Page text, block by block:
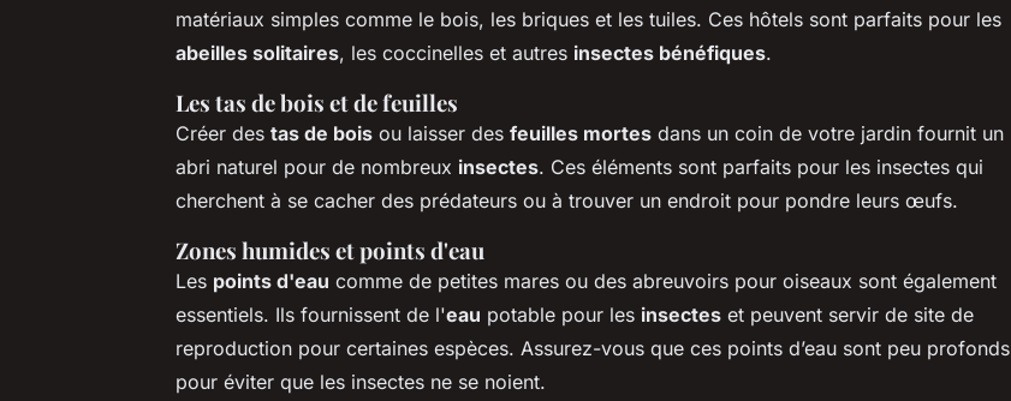
matériaux simples comme le bois, les briques et les tuiles. Ces hôtels sont parfaits pour les
abeilles solitaires, les coccinelles et autres insectes bénéfiques.
Les tas de bois et de feuilles
Créer des tas de bois ou laisser des feuilles mortes dans un coin de votre jardin fournit un
abri naturel pour de nombreux insectes. Ces éléments sont parfaits pour les insectes qui
cherchent à se cacher des prédateurs ou à trouver un endroit pour pondre leurs œufs.
Zones humides et points d'eau
Les points d'eau comme de petites mares ou des abreuvoirs pour oiseaux sont également
essentiels. Ils fournissent de l'eau potable pour les insectes et peuvent servir de site de
reproduction pour certaines espèces. Assurez-vous que ces points d’eau sont peu profonds
pour éviter que les insectes ne se noient.